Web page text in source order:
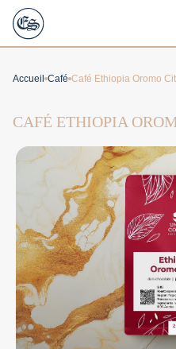
Accueil Café Café Ethiopia Oromo
CAFÉ ETHIOPIA